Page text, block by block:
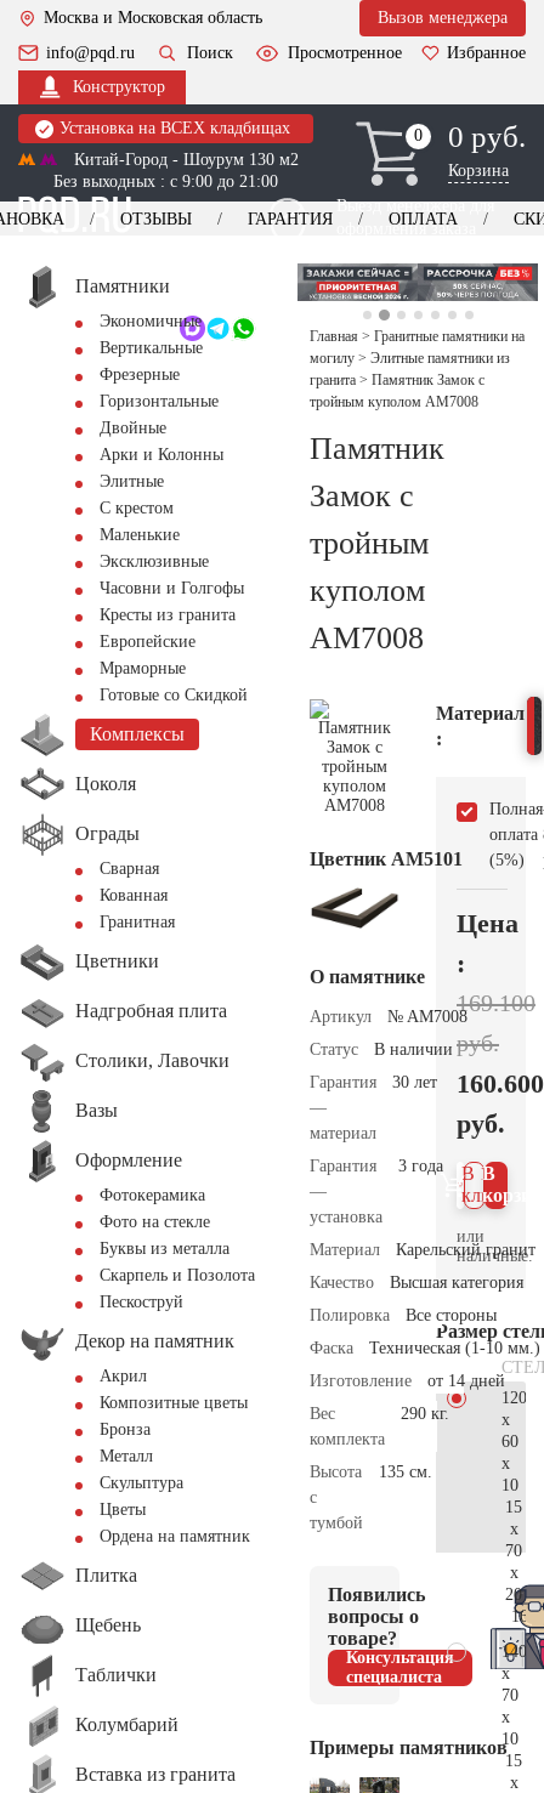
Москва и Московская область
Вызов менеджера
info@pqd.ru
Поиск Просмотренное
Избранное
Конструктор
Установка на ВСЕХ кладбищах
Китай-Город - Шоурум 130 м2
Без выходных : с 9:00 до 21:00
0
0 0 руб.
Корзина
Выезд менеджера для
оформления заказа
+7 (495) 518-44-23
Обратный звонок
ОТЗЫВЫ ГАРАНТИЯ ОПЛАТА
Памятники
Экономичные
Вертикальные
Фрезерные
Горизонтальные
Двойные
Арки и Колонны
Элитные
С крестом
Маленькие
Эксклюзивные
Часовни и Голгофы
Кресты из гранита
Европейские
Мраморные
Готовые со Скидкой
Комплексы
Цоколя
Ограды
Сварная
Кованная
Гранитная
Цветники
Надгробная плита
Столики, Лавочки
Вазы
Оформление
Фотокерамика
Фото на стекле
Буквы из металла
Скарпель и Позолота
Пескоструй
Декор на памятник
Акрил
Композитные цветы
Бронза
Металл
Скульптура
Цветы
Ордена на памятник
Плитка
Щебень
Таблички
Колумбарий
Вставка из гранита
Главная > Гранитные памятники на
могилу > Элитные памятники из
гранита > Памятник Замок с
тройным куполом AM7008
Памятник
Замок с
тройным
куполом
AM7008
Цветник АМ5101
О памятнике
Артикул
№ AM7008
Статус
В наличии
Гарантия
—
материал
30 лет
Гарантия
—
установка
3 года
Материал
Карельский гранит
Качество
Высшая категория
Полировка
Все стороны
Фаска
Техническая (1-10 мм.)
Изготовление
от 14 дней
Вес
комплекта
290 кг.
Высота
с
тумбой
135 см.
Появились
вопросы о
товаре?
Консультация
специалиста
Примеры памятников
Материал
:
Полная
оплата
(5%)
Цена
:
169.100
руб.
160.600
руб.
В
В 1
клик
или
наличные.
Размер
120
x
60
x
10
15
x
70
x
20
140
x
70
x
10
15
x